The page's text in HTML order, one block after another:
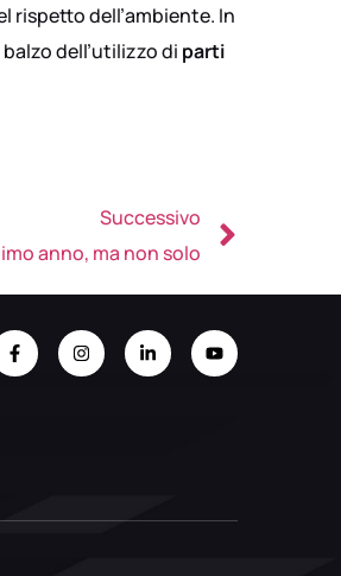
rispetto dell’ambiente. In
dell’utilizzo di parti
Successivo
anno, ma non solo